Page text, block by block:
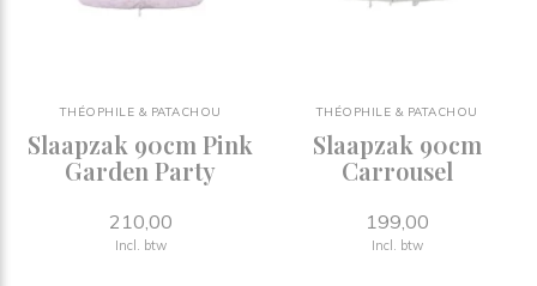
THÉOPHILE & PATACHOU
Slaapzak 90cm Pink
Garden Party
210,00
Incl. btw
THÉOPHILE & PATACHOU
Slaapzak 90cm
Carrousel
199,00
Incl. btw